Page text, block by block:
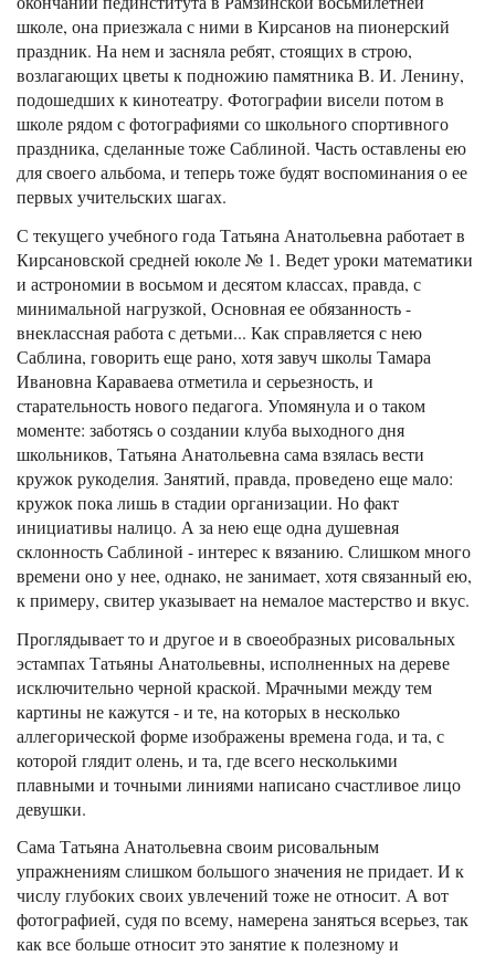
школе, она приезжала с ними в Кирсанов на пионерский
праздник. На нем и засняла ребят, стоящих в строю,
возлагающих цветы к подножию памятника В. И. Ленину,
подошедших к кинотеатру. Фотографии висели потом в
школе рядом с фотографиями со школьного спортивного
праздника, сделанные тоже Саблиной. Часть оставлены ею
для своего альбома, и теперь тоже будят воспоминания о ее
первых учительских шагах.
С текущего учебного года Татьяна Анатольевна работает в
Кирсановской средней юколе № 1. Ведет уроки математики
и астрономии в восьмом и десятом классах, правда, с
минимальной нагрузкой, Основная ее обязанность -
внеклассная работа с детьми... Как справляется с нею
Саблина, говорить еще рано, хотя завуч школы Тамара
Ивановна Караваева отметила и серьезность, и
старательность нового педагога. Упомянула и о таком
моменте: заботясь о создании клуба выходного дня
школьников, Татьяна Анатольевна сама взялась вести
кружок рукоделия. Занятий, правда, проведено еще мало:
кружок пока лишь в стадии организации. Но факт
инициативы налицо. А за нею еще одна душевная
склонность Саблиной - интерес к вязанию. Слишком много
времени оно у нее, однако, не занимает, хотя связанный ею,
к примеру, свитер указывает на немалое мастерство и вкус.
Проглядывает то и другое и в своеобразных рисовальных
эстампах Татьяны Анатольевны, исполненных на дереве
исключительно черной краской. Мрачными между тем
картины не кажутся - и те, на которых в несколько
аллегорической форме изображены времена года, и та, с
которой глядит олень, и та, где всего несколькими
плавными и точными линиями написано счастливое лицо
девушки.
Сама Татьяна Анатольевна своим рисовальным
упражнениям слишком большого значения не придает. И к
числу глубоких своих увлечений тоже не относит. А вот
фотографией, судя по всему, намерена заняться всерьез, так
как все больше относит это занятие к полезному и